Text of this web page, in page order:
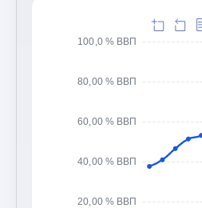
20,00 % ВВП
40,00 % ВВП
60,00 % ВВП
80,00 % ВВП
100,0 % ВВП